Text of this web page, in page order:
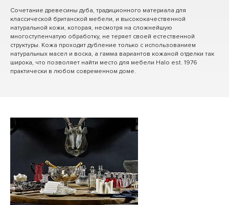
Сочетание древесины дуба, традиционного материала для
классической британской мебели, и высококачественной
натуральной кожи, которая, несмотря на сложнейшую
многоступенчатую обработку, не теряет своей естественной
структуры. Кожа проходит дубление только с использованием
натуральных масел и воска, а гамма вариантов кожаной отделки так
широка, что позволяет найти место для мебели Halo est. 1976
практически в любом современном доме.